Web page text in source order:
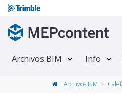
Archivos BIM Info
Archivos BIM